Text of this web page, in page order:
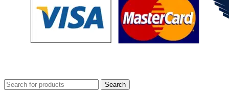
Search